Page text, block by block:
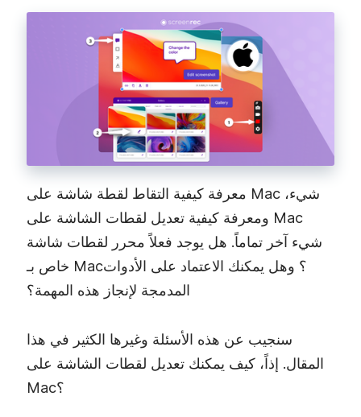
معرفة كيفية التقاط لقطة شاشة على Mac شيء،
ومعرفة كيفية تعديل لقطات الشاشة على Mac
شيء آخر تماماً. هل يوجد فعلاً محرر لقطات شاشة
خاص بـ Mac؟ وهل يمكنك الاعتماد على الأدوات
المدمجة لإنجاز هذه المهمة؟
سنجيب عن هذه الأسئلة وغيرها الكثير في هذا
المقال. إذاً، كيف يمكنك تعديل لقطات الشاشة على
Mac؟